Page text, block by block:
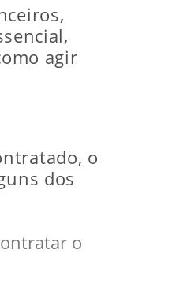
agir
o
dos
o